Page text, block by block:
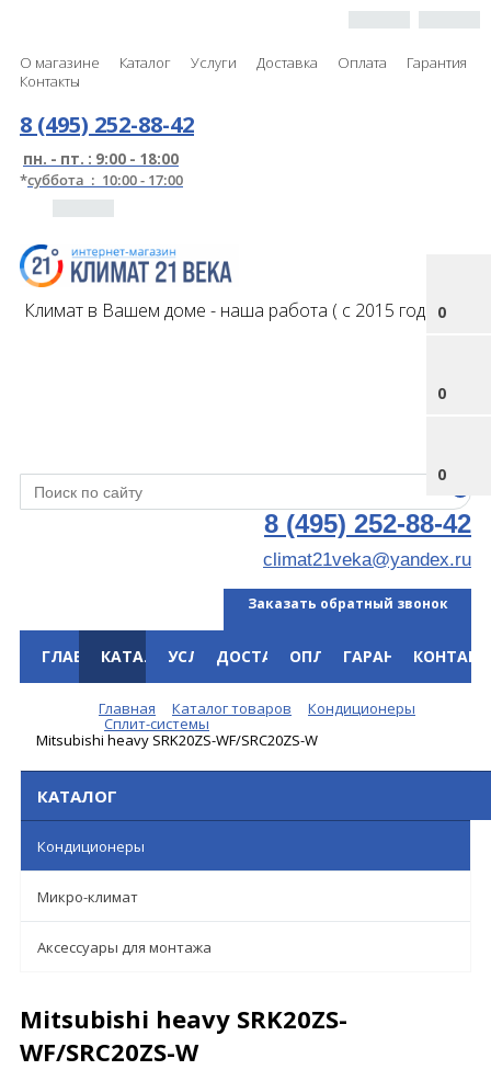
О магазине Каталог Услуги Доставка Оплата
Гарантия
Контакты
0
0
0
8 (495) 252-88-42
пн. - пт. : 9:00 - 18:00
*суббота : 10:00 - 17:00
Климат в Вашем доме - наша работа ( с 2015 года )
8 (495) 252-88-42
climat21veka@yandex.ru
Заказать обратный звонок
ГЛАВНАЯКАТАЛОГУСЛУГИДОСТАВКАОПЛАТАГАРАНТИЯ
Главная Каталог товаров Кондиционеры
Сплит-системы
Mitsubishi heavy SRK20ZS-WF/SRC20ZS-W
КАТАЛОГ
Кондиционеры
Микро-климат
Аксессуары для монтажа
Mitsubishi heavy SRK20ZS-
WF/SRC20ZS-W